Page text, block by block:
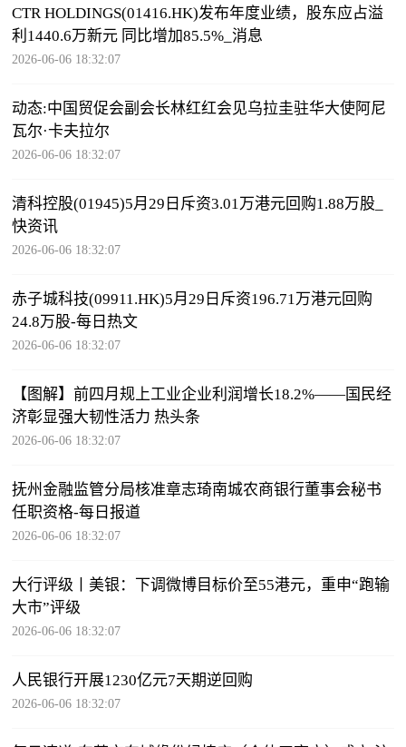
CTR HOLDINGS(01416.HK)发布年度业绩，股东应占溢
利1440.6万新元 同比增加85.5%_消息
2026-06-06 18:32:07
动态:中国贸促会副会长林红红会见乌拉圭驻华大使阿尼
瓦尔·卡夫拉尔
2026-06-06 18:32:07
清科控股(01945)5月29日斥资3.01万港元回购1.88万股_
快资讯
2026-06-06 18:32:07
赤子城科技(09911.HK)5月29日斥资196.71万港元回购
24.8万股-每日热文
2026-06-06 18:32:07
【图解】前四月规上工业企业利润增长18.2%——国民经
济彰显强大韧性活力 热头条
2026-06-06 18:32:07
抚州金融监管分局核准章志琦南城农商银行董事会秘书
任职资格-每日报道
2026-06-06 18:32:07
大行评级丨美银：下调微博目标价至55港元，重申“跑输
大市”评级
2026-06-06 18:32:07
人民银行开展1230亿元7天期逆回购
2026-06-06 18:32:07